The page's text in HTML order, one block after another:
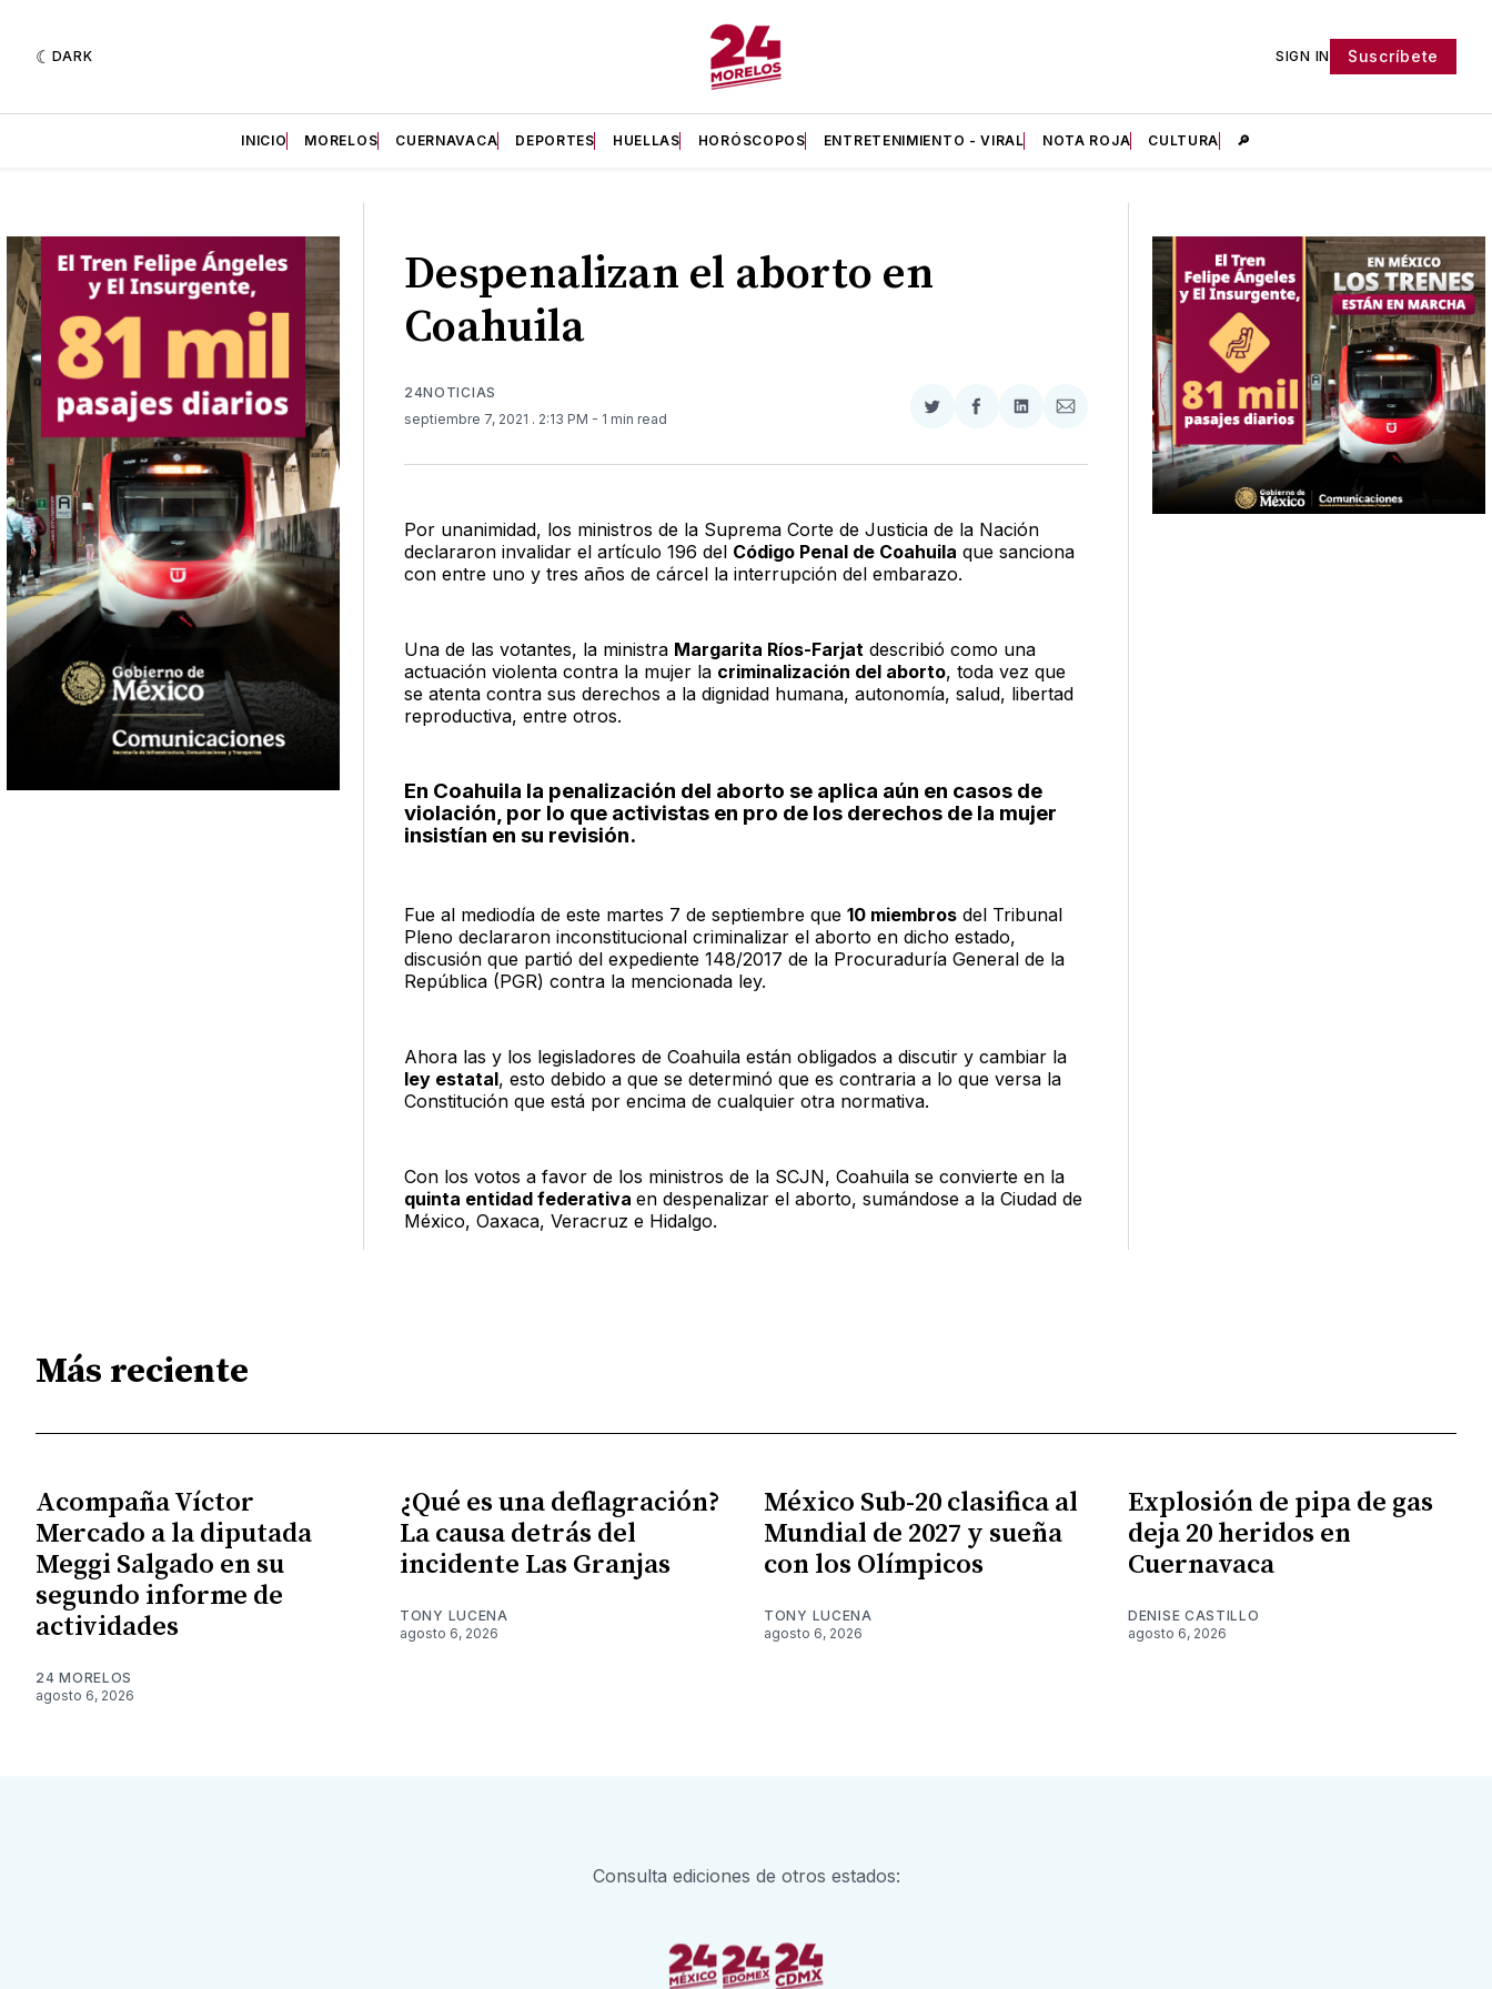
DARK SIGN IN Suscríbete
INICIO MORELOS CUERNAVACA DEPORTES HUELLAS HORÓSCOPOS ENTRETENIMIENTO - VIRAL NOTA ROJA CULTURA 🔎
Despenalizan el aborto en
Coahuila
24NOTICIAS
septiembre 7, 2021 . 2:13 PM - 1 min read
Compartir
Twitter
Compartir
Facebook
Compartir
LinkedIn
Compartir
Email
Por unanimidad, los ministros de la Suprema Corte de Justicia de la Nación
declararon invalidar el artículo 196 del Código Penal de Coahuila que sanciona
con entre uno y tres años de cárcel la interrupción del embarazo.
Una de las votantes, la ministra Margarita Ríos-Farjat describió como una
actuación violenta contra la mujer la criminalización del aborto, toda vez que
se atenta contra sus derechos a la dignidad humana, autonomía, salud, libertad
reproductiva, entre otros.
En Coahuila la penalización del aborto se aplica aún en casos de
violación, por lo que activistas en pro de los derechos de la mujer
insistían en su revisión.
Fue al mediodía de este martes 7 de septiembre que 10 miembrosdel Tribunal
Pleno declararon inconstitucional criminalizar el aborto en dicho estado,
discusión que partió del expediente 148/2017 de la Procuraduría General de la
República (PGR) contra la mencionada ley.
Ahora las y los legisladores de Coahuila están obligados a discutir y cambiar la
ley estatal, esto debido a que se determinó que es contraria a lo que versa la
Constitución que está por encima de cualquier otra normativa.
Con los votos a favor de los ministros de la SCJN, Coahuila se convierte en la
quinta entidad federativa en despenalizar el aborto, sumándose a la Ciudad de
México, Oaxaca, Veracruz e Hidalgo.
Más reciente
Acompaña Víctor
Mercado a la diputada
Meggi Salgado en su
segundo informe de
actividades
24 MORELOS
agosto 6, 2026
¿Qué es una deflagración?
La causa detrás del
incidente Las Granjas
TONY LUCENA
agosto 6, 2026
México Sub-20 clasifica al
Mundial de 2027 y sueña
con los Olímpicos
TONY LUCENA
agosto 6, 2026
Explosión de pipa de gas
deja 20 heridos en
Cuernavaca
DENISE CASTILLO
agosto 6, 2026
Consulta ediciones de otros estados: